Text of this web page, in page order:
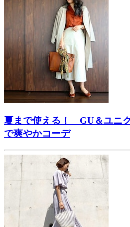
夏まで使える！ GU＆ユニ
で爽やかコーデ